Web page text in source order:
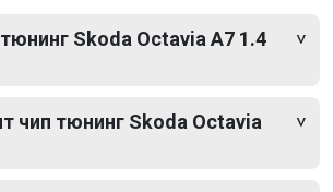
Skoda Octavia A7 1.4
чип тюнинг Skoda Octavia